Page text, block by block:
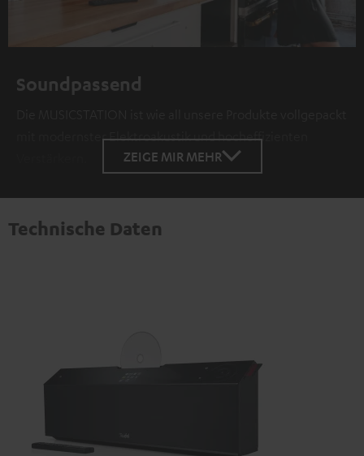
Soundpassend
mit modernster Elektroakustik und hocheffizienten
ZEIGE MIR MEHR
Technische Daten